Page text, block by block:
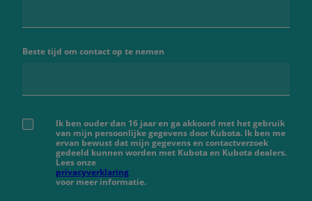
Beste tijd om contact op te nemen
Ik ben ouder dan 16 jaar en ga akkoord met het gebruik
van mijn persoonlijke gegevens door Kubota. Ik ben me
ervan bewust dat mijn gegevens en contactverzoek
gedeeld kunnen worden met Kubota en Kubota dealers.
Lees onze
privacyverklaring
voor meer informatie.